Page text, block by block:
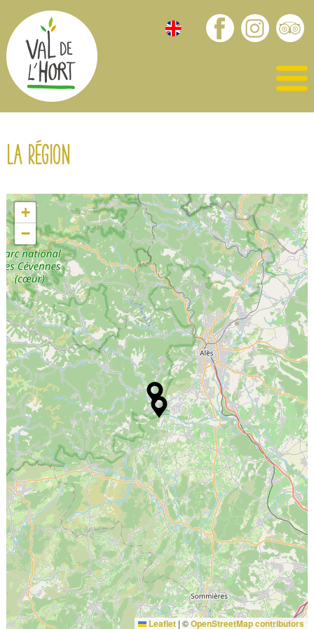
La région
+
−
Leaflet | ©OpenStreetMap contributors